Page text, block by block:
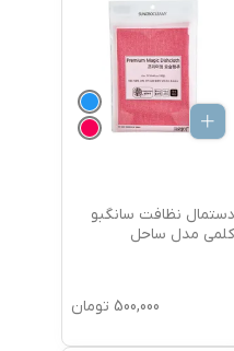
دستمال نظافت سانگبو
کلمی مدل ساحل
500,000 تومان